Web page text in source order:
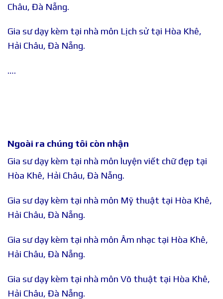
Châu, Đà Nẵng.
Gia sư dạy kèm tại nhà môn Lịch sử tại Hòa Khê,
Hải Châu, Đà Nẵng.
….
Ngoài ra chúng tôi còn nhận
Gia sư dạy kèm tại nhà môn luyện viết chữ đẹp tại
Hòa Khê, Hải Châu, Đà Nẵng.
Gia sư dạy kèm tại nhà môn Mỹ thuật tại Hòa Khê,
Hải Châu, Đà Nẵng.
Gia sư dạy kèm tại nhà môn Âm nhạc tại Hòa Khê,
Hải Châu, Đà Nẵng.
Gia sư dạy kèm tại nhà môn Võ thuật tại Hòa Khê,
Hải Châu, Đà Nẵng.